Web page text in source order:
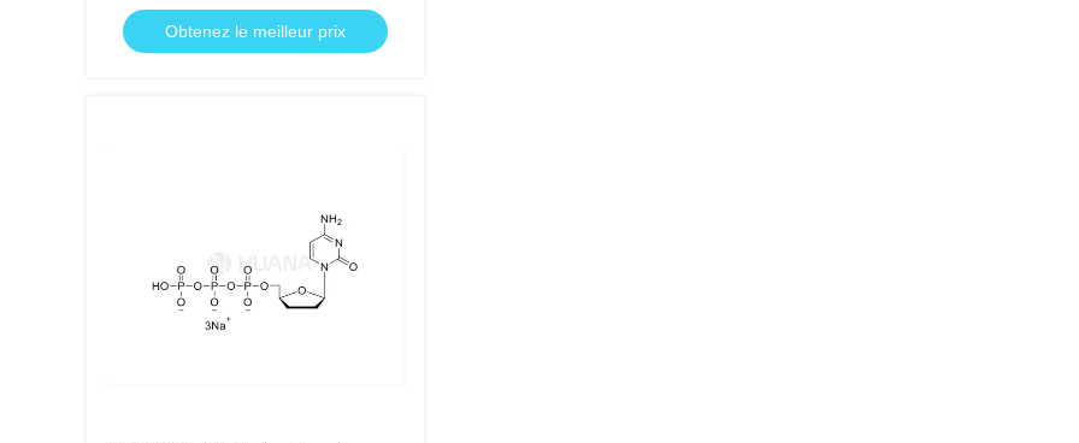
Obtenez le meilleur prix